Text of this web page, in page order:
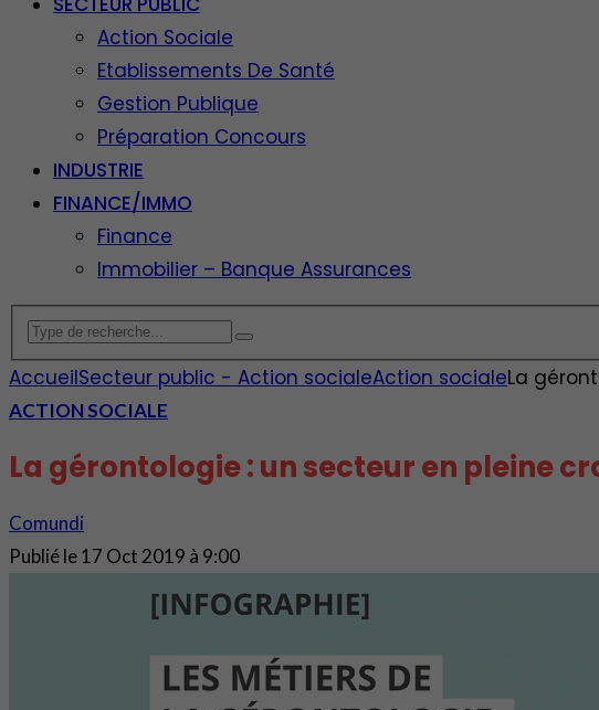
Action Sociale
Etablissements De Santé
Gestion Publique
Préparation Concours
INDUSTRIE
FINANCE/IMMO
Finance
Immobilier – Banque Assurances
AccueilSecteur public - Action socialeAction socialeLa
ACTION SOCIALE
La gérontologie : un secteur en pleine
Comundi
Publié le17 Oct 2019 à 9:00